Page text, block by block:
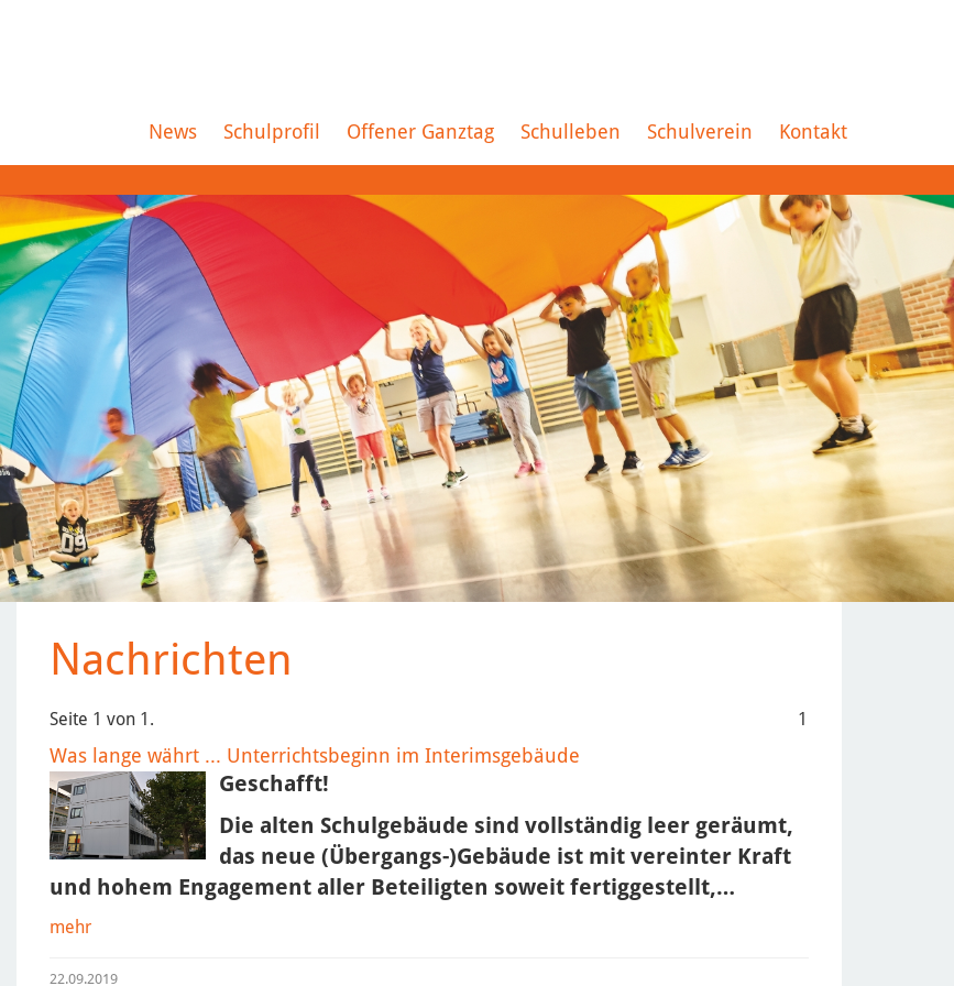
News Schulprofil Offener Ganztag Schulleben Schulverein Kontakt
Nachrichten
Seite 1 von 1. 1
Was lange währt ... Unterrichtsbeginn im Interimsgebäude
Geschafft!
Die alten Schulgebäude sind vollständig leer geräumt,
das neue (Übergangs-)Gebäude ist mit vereinter Kraft
und hohem Engagement aller Beteiligten soweit fertiggestellt,…
mehr
22.09.2019